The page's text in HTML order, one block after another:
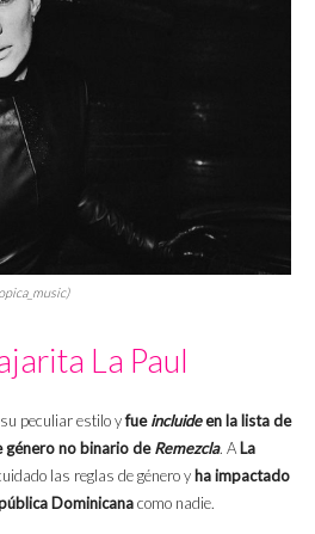
La Paul
peculiar estilo yfueincluideen la lista de
género no binario deRemezcla. ALa
las reglas de género yha impactado
Dominicanacomo nadie.